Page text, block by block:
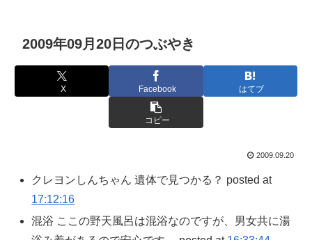
2009年09月20日のつぶやき
X Facebook はてブ
コピー
2009.09.20
クレヨンしんちゃん 遺体で見つかる？ posted at
17:12:16
混浴 ここの野天風呂は混浴なのですが、男女共に湯